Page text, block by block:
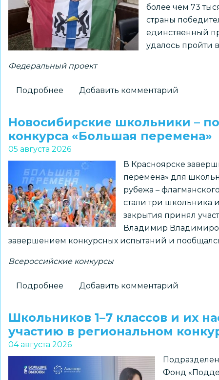
древней
истории
более чем 73
страны
единственный
удалось пройти
Федеральный проект
Подробнее
установит
флаг
региона
Северном
полюсе
Добавить комментарий
Новосибирские школьники –
конкурса «Большая перемена»
05 августа 2026
В Красноярске
перемена» для
рубежа –
стали три школьника
закрытия принял
Владимир
завершением конкурсных испытаний и
Всероссийские конкурсы
Подробнее
школьники
–
победители
всероссийского
«Большая
Добавить комментарий
Школьников 1–7 классов и их
участию в региональном
04 августа 2026
Фонд